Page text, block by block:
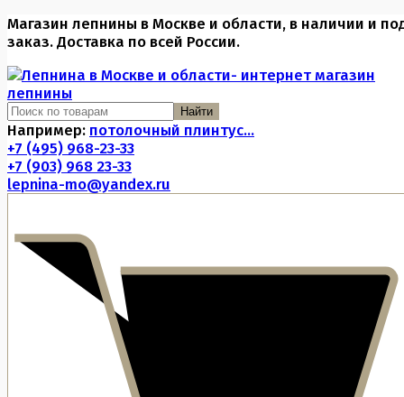
Магазин лепнины в Москве и области, в наличии и
заказ. Доставка по всей России.
Найти
Например: потолочный плинтус...
+7 (495) 968-23-33
+7 (903) 968 23-33
lepnina-mo@yandex.ru